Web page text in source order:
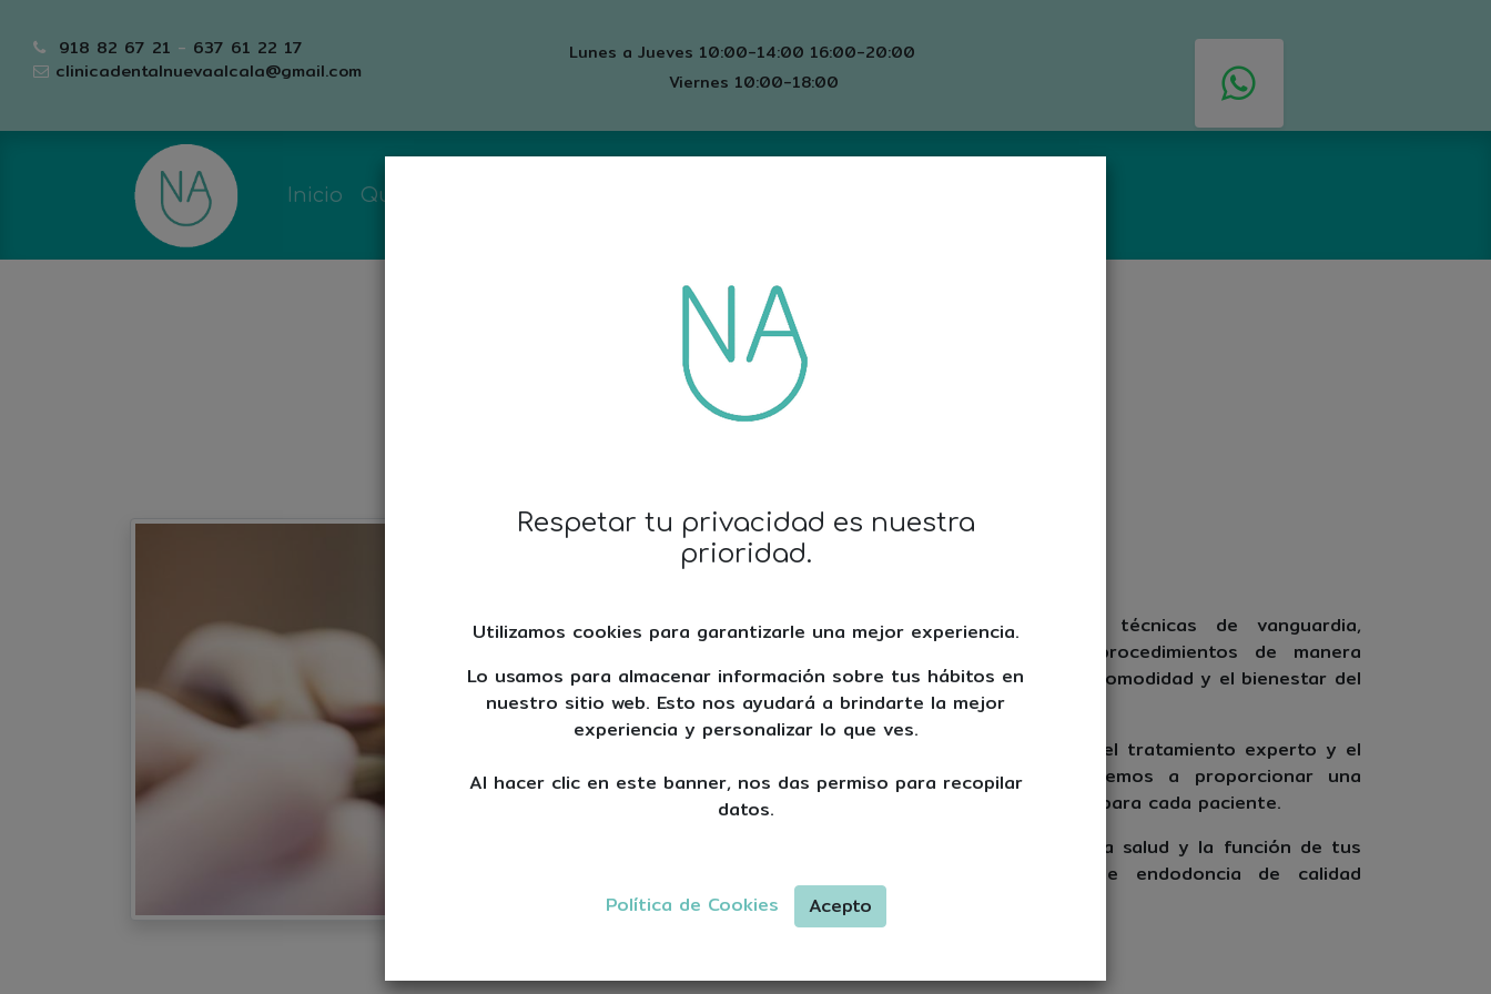
918 82 67 21 - 637 61 22 17
clinicadentalnuevaalcala@gmail.com
Lunes a Jueves 10:00-14:00 16:00-20:00
Viernes 10:00-18:00
Inicio Quiénes somos
Endodoncia
Utilizando tecnología avanzada y técnicas de vanguardia,
nuestros endodoncistas realizan procedimientos de manera
cuidadosa y cómoda, priorizando la comodidad y el bienestar del
paciente en todo momento.
Desde el diagnóstico preciso hasta el tratamiento experto y el
cuidado posterior, nos comprometemos a proporcionar una
experiencia tranquila y satisfactoria para cada paciente.
Confía en nosotros para restaurar la salud y la función de tus
dientes con nuestros servicios de endodoncia de calidad
superior
Respetar tu privacidad es nuestra
prioridad.
Utilizamos cookies para garantizarle una mejor experiencia.
Lo usamos para almacenar información sobre tus hábitos en
nuestro sitio web. Esto nos ayudará a brindarte la mejor
experiencia y personalizar lo que ves.
Al hacer clic en este banner, nos das permiso para recopilar
datos.
Política de Cookies Acepto